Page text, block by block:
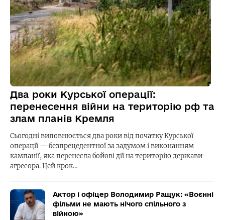
Два роки Курської операції:
перенесення війни на територію рф та
злам планів Кремля
Сьогодні виповнюється два роки від початку Курської
операції — безпрецедентної за задумом і виконанням
кампанії, яка перенесла бойові дії на територію держави-
агресора. Цей крок…
Актор і офіцер Володимир Ращук: «Воєнні
фільми не мають нічого спільного з
війною»